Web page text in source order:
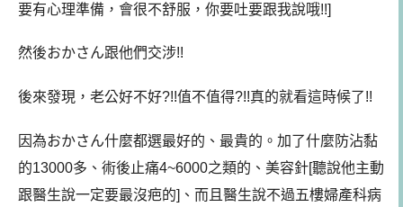
要有心理準備，會很不舒服，你要吐要跟我說哦!!]
然後おかさん跟他們交涉!!
後來發現，老公好不好?!!值不值得?!!真的就看這時候了!!
因為おかさん什麼都選最好的、最貴的。加了什麼防沾黏
的13000多、術後止痛4~6000之類的、美容針[聽說他主動
跟醫生說一定要最沒疤的]、而且醫生說不過五樓婦產科病